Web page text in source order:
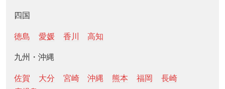
四国
徳島 愛媛 香川 高知
九州・沖縄
佐賀 大分 宮崎 沖縄 熊本 福岡
長崎